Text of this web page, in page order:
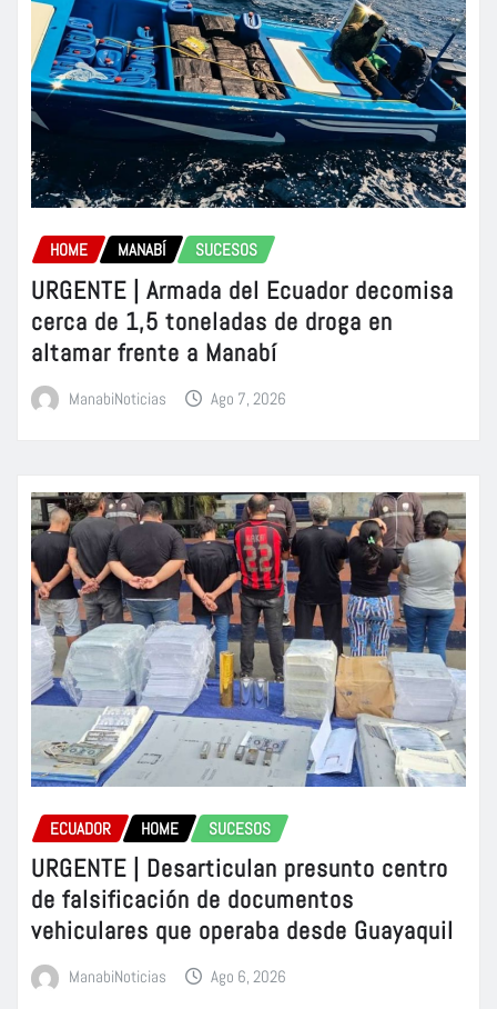
HOME MANABÍ SUCESOS
URGENTE | Armada del Ecuador decomisa
cerca de 1,5 toneladas de droga en
altamar frente a Manabí
ManabiNoticias Ago 7, 2026
ECUADOR HOME SUCESOS
URGENTE | Desarticulan presunto centro
de falsificación de documentos
vehiculares que operaba desde Guayaquil
ManabiNoticias Ago 6, 2026